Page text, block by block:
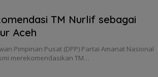
TM Nurlif sebagai
Aceh
Pimpinan Pusat (DPP) Partai Amanat Nasional
merekomendasikan TM…